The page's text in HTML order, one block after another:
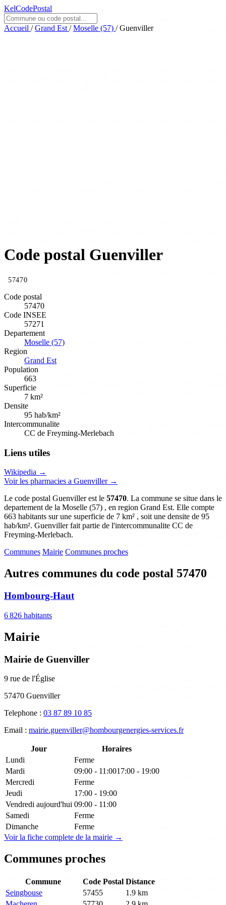
KelCodePostal
Accueil / Grand Est / Moselle (57) / Guenviller
Code postal Guenviller
57470
Code postal
57470
Code INSEE
57271
Departement
Moselle (57)
Region
Grand Est
Population
663
Superficie
7 km²
Densite
95 hab/km²
Intercommunalite
CC de Freyming-Merlebach
Liens utiles
Wikipedia →
Voir les pharmacies a Guenviller →
Le code postal Guenviller est le 57470. La commune se situe dans le
departement de la Moselle (57) , en region Grand Est. Elle compte
663 habitants sur une superficie de 7 km² , soit une densite de 95
hab/km². Guenviller fait partie de l'intercommunalite CC de
Freyming-Merlebach.
Communes Mairie Communes proches
Autres communes du code postal 57470
Hombourg-Haut
6 826 habitants
Mairie
Mairie de Guenviller
9 rue de l'Église
57470 Guenviller
Telephone : 03 87 89 10 85
Email : mairie.guenviller@hombourgenergies-services.fr
Jour
Horaires
Lundi
Ferme
Mardi
09:00 - 11:0017:00 - 19:00
Mercredi
Ferme
Jeudi
17:00 - 19:00
Vendredi aujourd'hui 09:00 - 11:00
Samedi
Ferme
Dimanche
Ferme
Voir la fiche complete de la mairie →
Communes proches
Commune Code Postal Distance
Seingbouse
57455
1.9 km